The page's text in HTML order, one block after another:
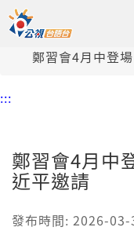
中央內容區塊
頭頁
鄭習會4月中登
:::
鄭習會4月中
近平邀請
發布時間: 2026-03-